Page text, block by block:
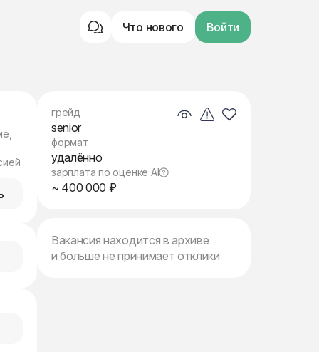
Что нового Войти
грейд
senior
формат
удалённо
зарплата по оценке AI
~ 400 000 ₽
Вакансия находится в архиве
и больше не принимает отклики